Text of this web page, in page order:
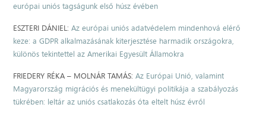
európai uniós tagságunk első húsz évében
ESZTERI DÁNIEL:Az európai uniós adatvédelem mindenhová elérő
keze: a GDPR alkalmazásának kiterjesztése harmadik országokra,
különös tekintettel az Amerikai Egyesült Államokra
FRIEDERY RÉKA – MOLNÁR TAMÁS:Az Európai Unió, valamint
Magyarország migrációs és menekültügyi politikája a szabályozás
tükrében: leltár az uniós csatlakozás óta eltelt húsz évről